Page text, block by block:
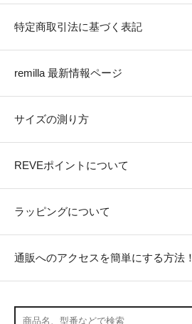
特定商取引法に基づく表記
remilla 最新情報ページ
サイズの測り方
REVEポイントについて
ラッピングについて
通販へのアクセスを簡単にする方法！